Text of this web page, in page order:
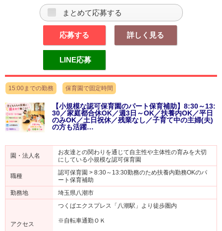
まとめて応募する
応募する 詳しく見る
LINE応募
15:00までの勤務 保育園で固定時間
【小規模な認可保育園のパート保育補助】8:30～13:
30／家庭都合休OK／週3日～OK／扶養内OK／平日
のみOK／土日祝休／残業なし／子育て中の主婦(夫)
の方も活躍…
園・法人名
お友達との関わりを通じて自主性や主体性の育みを大切
にしている小規模な認可保育園
職種
認可保育園 > 8:30～13:30勤務のため扶養内勤務OKのパ
ート保育補助
勤務地
埼玉県八潮市
アクセス
つくばエクスプレス「八潮駅」より徒歩圏内
※自転車通勤ＯＫ